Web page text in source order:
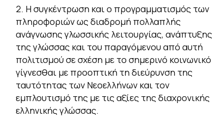
Η συγκέντρωση και ο προγραμματισμός των
πληροφοριών ως διαδρομή πολλαπλής
ανάγνωσης γλωσσικής λειτουργίας, ανάπτυξης
της γλώσσας και του παραγόμενου από αυτή
πολιτισμού σε σχέση με το σημερινό κοινωνικό
γίγνεσθαι με προοπτική τη διεύρυνση της
ταυτότητας των Νεοελλήνων και τον
εμπλουτισμό της με τις αξίες της διαχρονικής
ελληνικής γλώσσας.